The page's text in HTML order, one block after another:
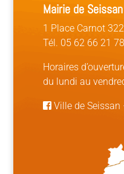
Mairie de Seissan
1 Place Carnot
Tél. 05 62 66 21 78
Horaires
du lundi au
Ville de Seissan